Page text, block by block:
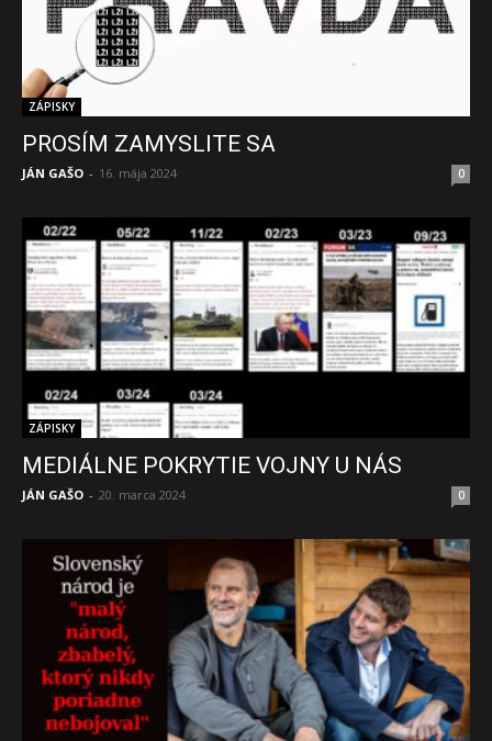
ZÁPISKY
PROSÍM ZAMYSLITE SA
JÁN GAŠO - 16. mája 2024 0
ZÁPISKY
MEDIÁLNE POKRYTIE VOJNY U NÁS
JÁN GAŠO - 20. marca 2024 0